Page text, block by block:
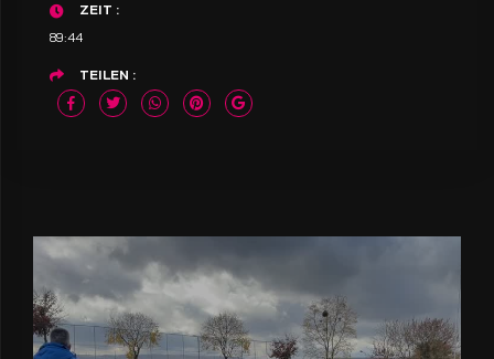
ZEIT
89:44
TEILEN